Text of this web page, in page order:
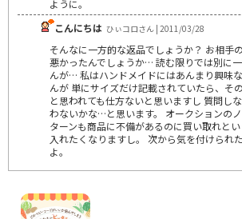
ように。
こんにちは ひぃコロさん | 2011/03/28
そんなに一方的な返品でしょうか？ お相手
悪かったんでしょうか… 読む限りでは別に
んが… 私はハンドメイドにはあんまり興味
んが 単にサイズだけ記載されていたら、そ
と思われても仕方ないと思いますし 質問し
わないかな…と思います。 オークションの
ターンも商品に不備があるのに買い取れと
入れたくなりますし。 次から気を付けられ
よ。